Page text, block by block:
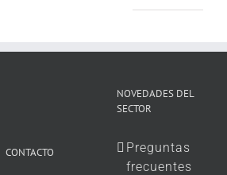
CONTACTO
NOVEDADES DEL
SECTOR
Preguntas
frecuentes